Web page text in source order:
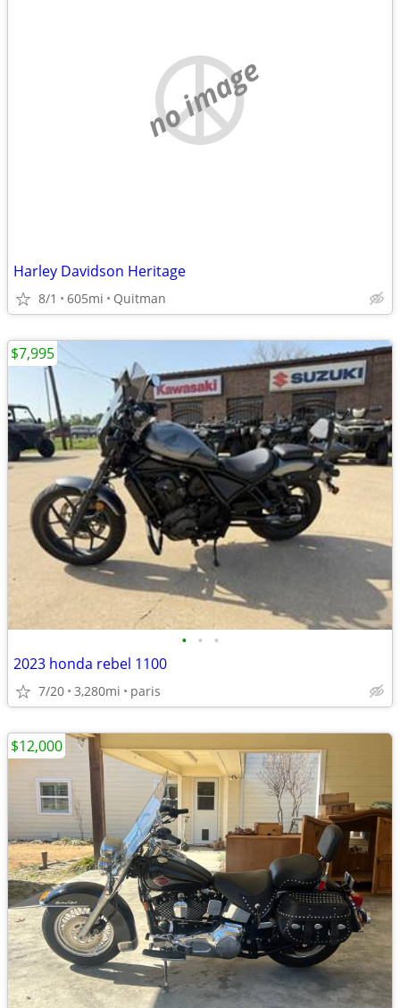
no image
Harley Davidson Heritage
8/1 605mi Quitman
• • •
2023 honda rebel 1100
7/20 3,280mi paris
$7,995
$12,000